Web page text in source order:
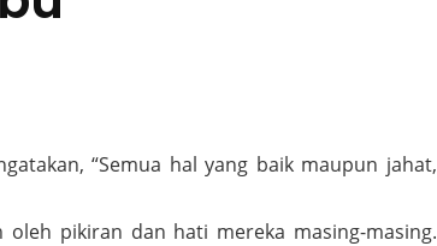
“Semua hal yang baik maupun jahat,
pikiran dan hati mereka masing-masing.